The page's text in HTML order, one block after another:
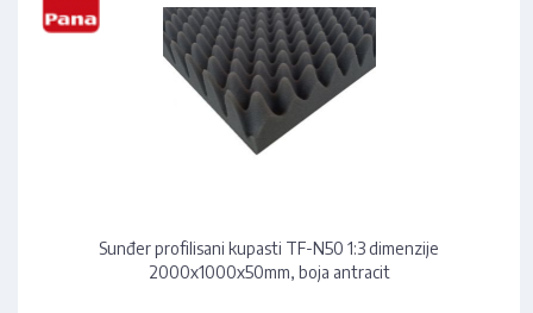
Sunđer profilisani kupasti TF-N50 1:3 dimenzije
2000x1000x50mm, boja antracit